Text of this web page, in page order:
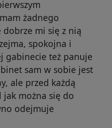
żadnego
mi się z nią
spokojna i
gabinecie też panuje
sam w sobie jest
ale przed każdą
można się do
odejmuje